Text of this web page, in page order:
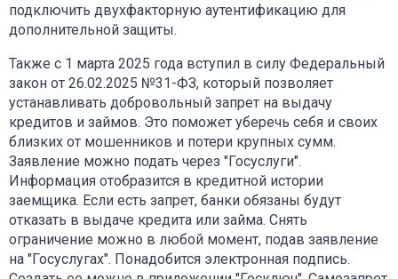
подключить двухфакторную аутентификацию для
дополнительной защиты.
Также с 1 марта 2025 года вступил в силу Федеральный
закон от 26.02.2025 №31-ФЗ, который позволяет
устанавливать добровольный запрет на выдачу
кредитов и займов. Это поможет уберечь себя и своих
близких от мошенников и потери крупных сумм.
Заявление можно подать через "Госуслуги".
Информация отобразится в кредитной истории
заемщика. Если есть запрет, банки обязаны будут
отказать в выдаче кредита или займа. Снять
ограничение можно в любой момент, подав заявление
на "Госуслугах". Понадобится электронная подпись.